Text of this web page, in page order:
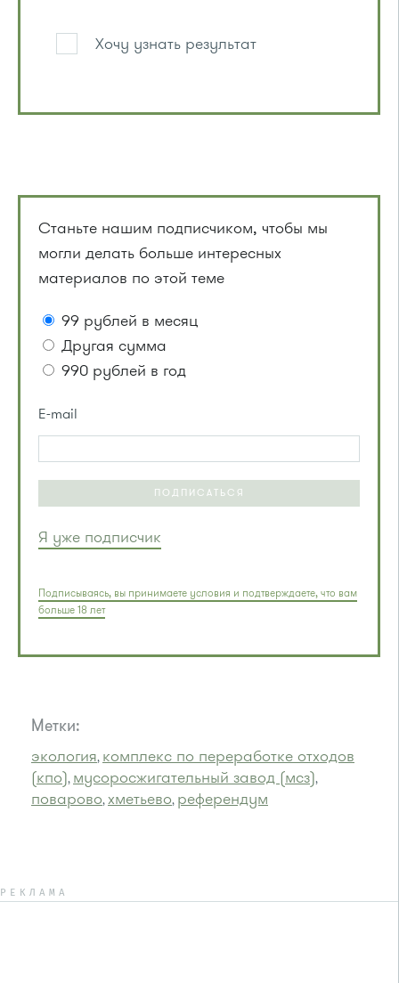
Хочу узнать результат
Станьте нашим подписчиком, чтобы мы
могли делать больше интересных
материалов по этой теме
99 рублей в месяц
Другая сумма
990 рублей в год
E-mail
ПОДПИСАТЬСЯ
Я уже подписчик
Подписываясь, вы принимаете условия и подтверждаете, что вам
больше 18 лет
Метки:
экология, комплекс по переработке отходов
(кпо), мусоросжигательный завод (мсз),
поварово,хметьево, референдум
РЕКЛАМА